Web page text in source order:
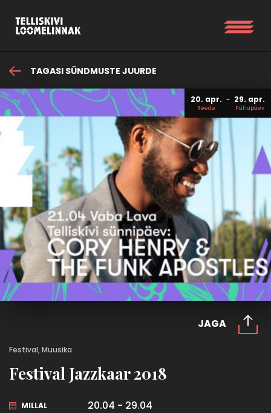
TAGASI SÜNDMUSTE JUURDE
20. apr.
Reede
29. apr.
Pühapäev
Festival, Muusika
Festival Jazzkaar 2018
MILLAL 20.04 - 29.04
JAGA